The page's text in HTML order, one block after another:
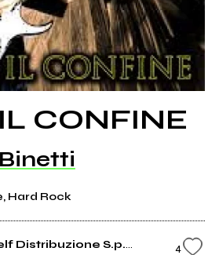
CONFINE
Hard Rock
Distribuzione S.p.A. 4